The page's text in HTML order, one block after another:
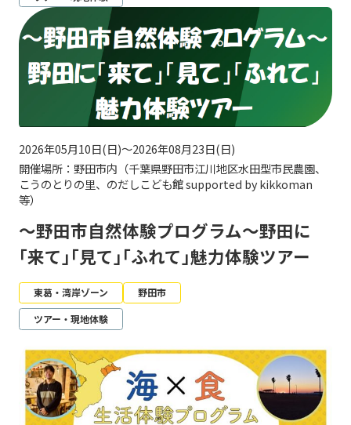
2026年05月10日(日)～2026年08月23日(日)
開催場所：野田市内（千葉県野田市江川地区水田型市民農園、
こうのとりの里、のだしこども館 supported by kikkoman
等）
～野田市自然体験プログラム～野田に
｢来て｣｢見て｣｢ふれて｣魅力体験ツアー
東葛・湾岸ゾーン
野田市
ツアー・現地体験